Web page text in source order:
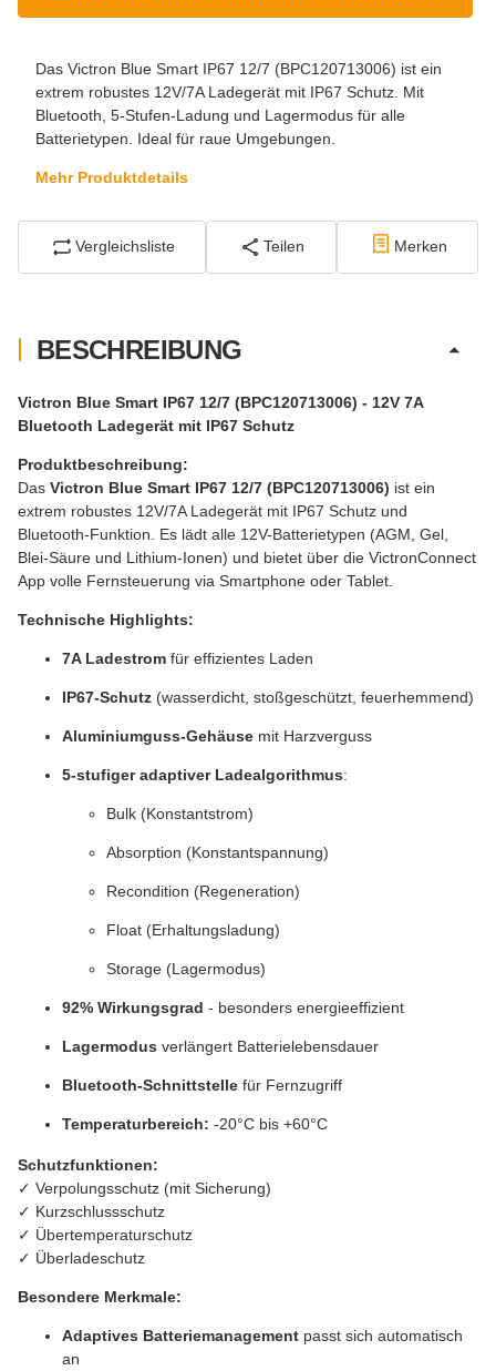
Das Victron Blue Smart IP67 12/7 (BPC120713006) ist ein
extrem robustes 12V/7A Ladegerät mit IP67 Schutz. Mit
Bluetooth, 5-Stufen-Ladung und Lagermodus für alle
Batterietypen. Ideal für raue Umgebungen.
Mehr Produktdetails
Vergleichsliste Teilen Merken
BESCHREIBUNG
Victron Blue Smart IP67 12/7 (BPC120713006) - 12V 7A
Bluetooth Ladegerät mit IP67 Schutz
Produktbeschreibung:
Das Victron Blue Smart IP67 12/7 (BPC120713006) ist ein
extrem robustes 12V/7A Ladegerät mit IP67 Schutz und
Bluetooth-Funktion. Es lädt alle 12V-Batterietypen (AGM, Gel,
Blei-Säure und Lithium-Ionen) und bietet über die VictronConnect
App volle Fernsteuerung via Smartphone oder Tablet.
Technische Highlights:
7A Ladestrom für effizientes Laden
IP67-Schutz (wasserdicht, stoßgeschützt, feuerhemmend)
Aluminiumguss-Gehäuse mit Harzverguss
5-stufiger adaptiver Ladealgorithmus:
Bulk (Konstantstrom)
Absorption (Konstantspannung)
Recondition (Regeneration)
Float (Erhaltungsladung)
Storage (Lagermodus)
92% Wirkungsgrad - besonders energieeffizient
Lagermodus verlängert Batterielebensdauer
Bluetooth-Schnittstelle für Fernzugriff
Temperaturbereich: -20°C bis +60°C
Schutzfunktionen:
✓ Verpolungsschutz (mit Sicherung)
✓ Kurzschlussschutz
✓ Übertemperaturschutz
✓ Überladeschutz
Besondere Merkmale:
Adaptives Batteriemanagement passt sich automatisch
an